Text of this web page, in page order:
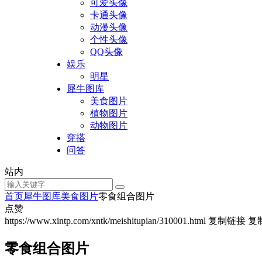
可爱头像
卡通头像
动漫头像
个性头像
QQ头像
娱乐
明星
犀牛图库
美食图片
植物图片
动物图片
穿搭
问答
站内
首页犀牛图库美食图片零食组合图片
点赞
https://www.xintp.com/xntk/meishitupian/310001.html 复制链接 复
零食组合图片